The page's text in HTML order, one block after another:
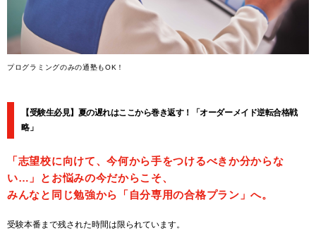
プログラミングのみの通塾もOK！
【受験生必見】夏の遅れはここから巻き返す！「オーダーメイド逆転合格戦
略」
「志望校に向けて、今何から手をつけるべきか分からな
い…」とお悩みの今だからこそ、
みんなと同じ勉強から「自分専用の合格プラン」へ。
受験本番まで残された時間は限られています。